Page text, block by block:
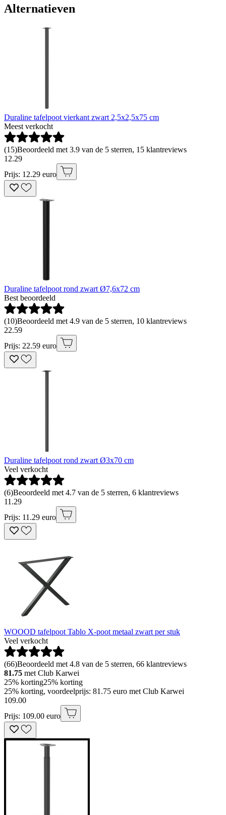
Alternatieven
Duraline tafelpoot vierkant zwart 2,5x2,5x75 cm
Meest verkocht
(15)Beoordeeld met 3.9 van de 5 sterren, 15 klantreviews
12.29
Prijs: 12.29 euro
Duraline tafelpoot rond zwart Ø7,6x72 cm
Best beoordeeld
(10)Beoordeeld met 4.9 van de 5 sterren, 10 klantreviews
22.59
Prijs: 22.59 euro
Duraline tafelpoot rond zwart Ø3x70 cm
Veel verkocht
(6)Beoordeeld met 4.7 van de 5 sterren, 6 klantreviews
11.29
Prijs: 11.29 euro
WOOOD tafelpoot Tablo X-poot metaal zwart per stuk
Veel verkocht
(66)Beoordeeld met 4.8 van de 5 sterren, 66 klantreviews
81.75 met Club Karwei
25% korting25% korting
25% korting, voordeelprijs: 81.75 euro met Club Karwei
109.00
Prijs: 109.00 euro